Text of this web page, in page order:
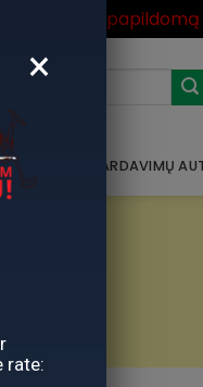
gausite
PARDAVIMŲ
×
rate: